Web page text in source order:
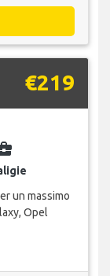
€219
un massimo
Opel